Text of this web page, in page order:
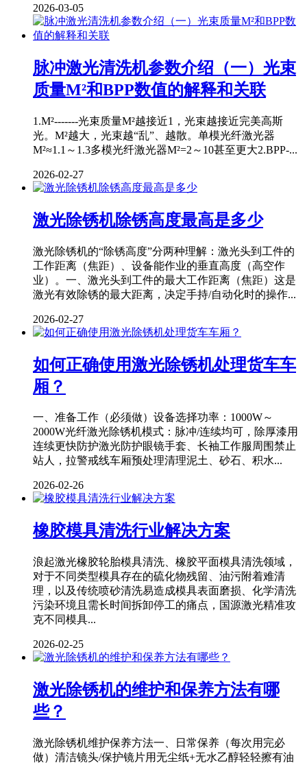
2026-03-05
脉冲激光清洗机参数介绍（一）光束
质量M²和BPP数值的解释和关联
1.M²-------光束质量M²越接近1，光束越接近完美高斯
光。M²越大，光束越“乱”、越散。单模光纤激光器
M²≈1.1～1.3多模光纤激光器M²=2～10甚至更大2.BPP-...
2026-02-27
激光除锈机除锈高度最高是多少
激光除锈机的“除锈高度”分两种理解：激光头到工件的
工作距离（焦距）、设备能作业的垂直高度（高空作
业）。一、激光头到工件的最大工作距离（焦距）这是
激光有效除锈的最大距离，决定手持/自动化时的操作...
2026-02-27
如何正确使用激光除锈机处理货车车
厢？
一、准备工作（必须做）设备选择功率：1000W～
2000W光纤激光除锈机模式：脉冲/连续均可，除厚漆用
连续更快防护激光防护眼镜手套、长袖工作服周围禁止
站人，拉警戒线车厢预处理清理泥土、砂石、积水...
2026-02-26
橡胶模具清洗行业解决方案
浪起激光橡胶轮胎模具清洗、橡胶平面模具清洗领域，
对于不同类型模具存在的硫化物残留、油污附着难清
理，以及传统喷砂清洗易造成模具表面磨损、化学清洗
污染环境且需长时间拆卸停工的痛点，国源激光精准攻
克不同模具...
2026-02-25
激光除锈机的维护和保养方法有哪
些？
激光除锈机维护保养方法一、日常保养（每次用完必
做）清洁镜头/保护镜片用无尘纸+无水乙醇轻轻擦有油